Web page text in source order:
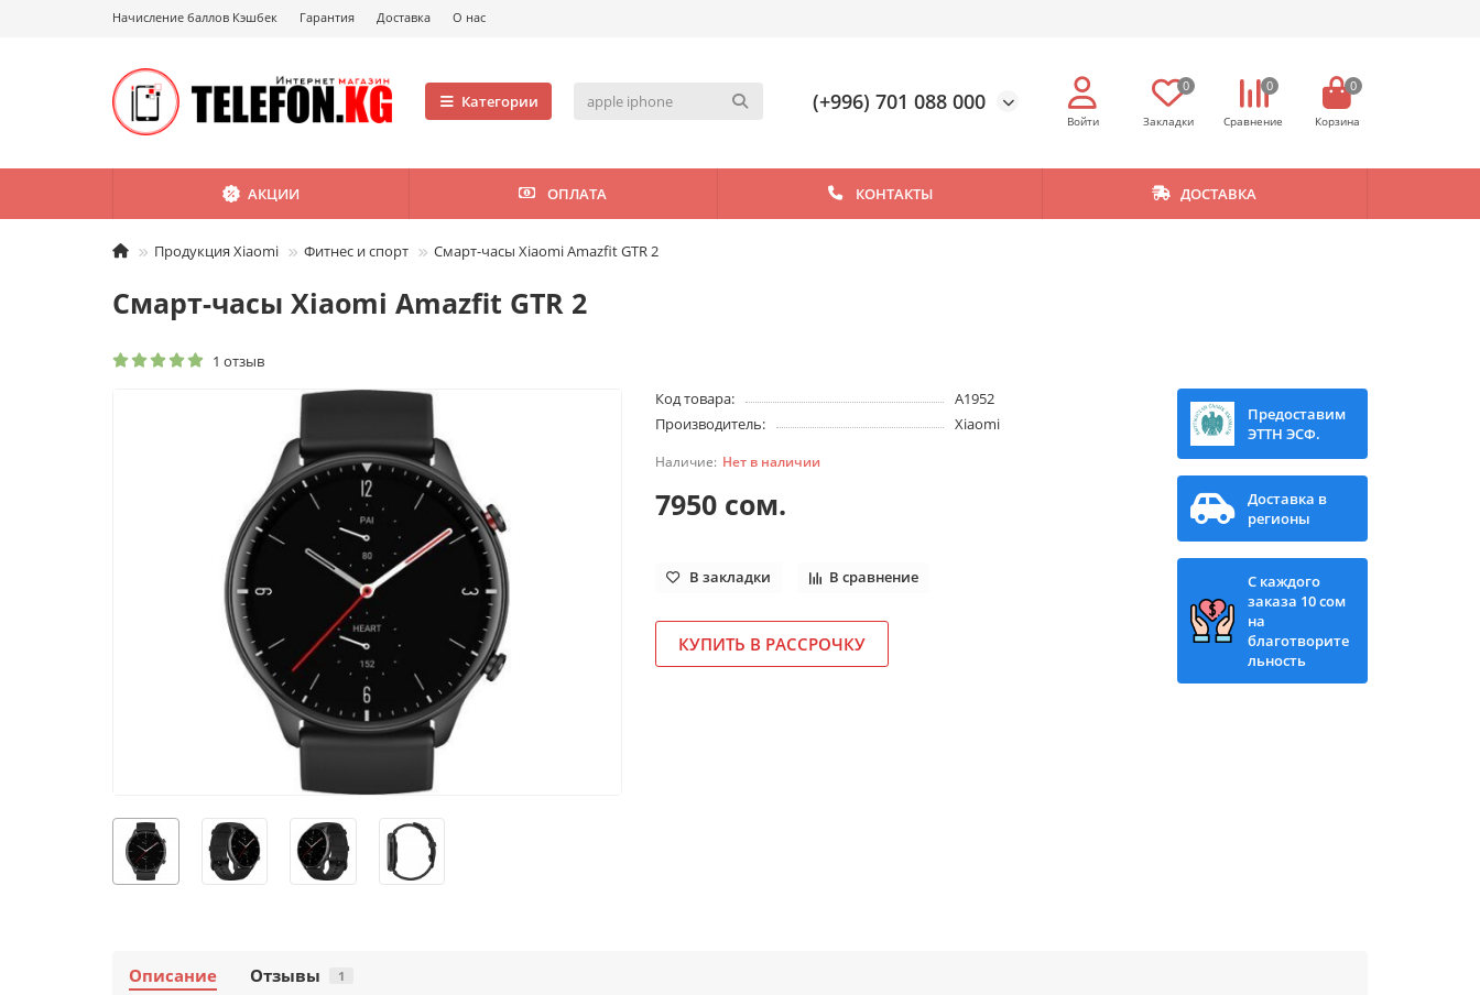
Начисление баллов Кэшбек Гарантия Доставка О нас
Категории (+996) 701 088 000
0 0 0
АКЦИИ ОПЛАТА КОНТАКТЫ ДОСТАВКА
Продукция Xiaomi Фитнес и спорт Смарт-часы Xiaomi Amazfit GTR 2
Смарт-часы Xiaomi Amazfit GTR 2
1 отзыв
Код товара:
A1952
Производитель:
Xiaomi
Нет в наличии
7950 сом.
В закладки В сравнение
КУПИТЬ В РАССРОЧКУ
Предоставим
ЭТТН ЭСФ.
Доставка в
регионы
С каждого
заказа 10 сом
на
благотворите
льность
Описание Отзывы 1